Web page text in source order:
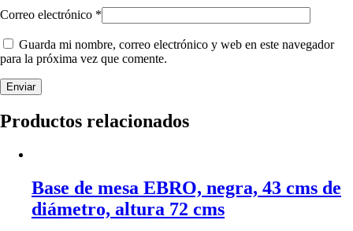
Correo electrónico *
Guarda mi nombre, correo electrónico y web en este navegador
para la próxima vez que comente.
Productos relacionados
Base de mesa EBRO, negra, 43 cms de
diámetro, altura 72 cms